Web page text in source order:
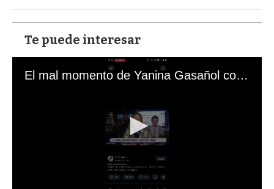
Te puede interesar
El mal momento de Yanina Gasañol con un hincha argentino en "Subrayado"